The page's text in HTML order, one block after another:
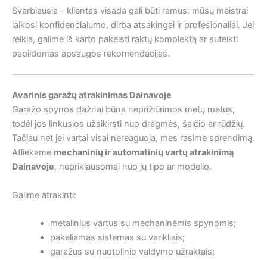
Svarbiausia – klientas visada gali būti ramus: mūsų meistrai
laikosi konfidencialumo, dirba atsakingai ir profesionaliai. Jei
reikia, galime iš karto pakeisti raktų komplektą ar suteikti
papildomas apsaugos rekomendacijas.
Avarinis garažų atrakinimas Dainavoje
Garažo spynos dažnai būna neprižiūrimos metų metus,
todėl jos linkusios užsikirsti nuo drėgmės, šalčio ar rūdžių.
Tačiau net jei vartai visai nereaguoja, mes rasime sprendimą.
Atliekame mechaninių ir automatinių vartų atrakinimą
Dainavoje, nepriklausomai nuo jų tipo ar modelio.
Galime atrakinti:
metalinius vartus su mechaninėmis spynomis;
pakeliamas sistemas su varikliais;
garažus su nuotolinio valdymo užraktais;